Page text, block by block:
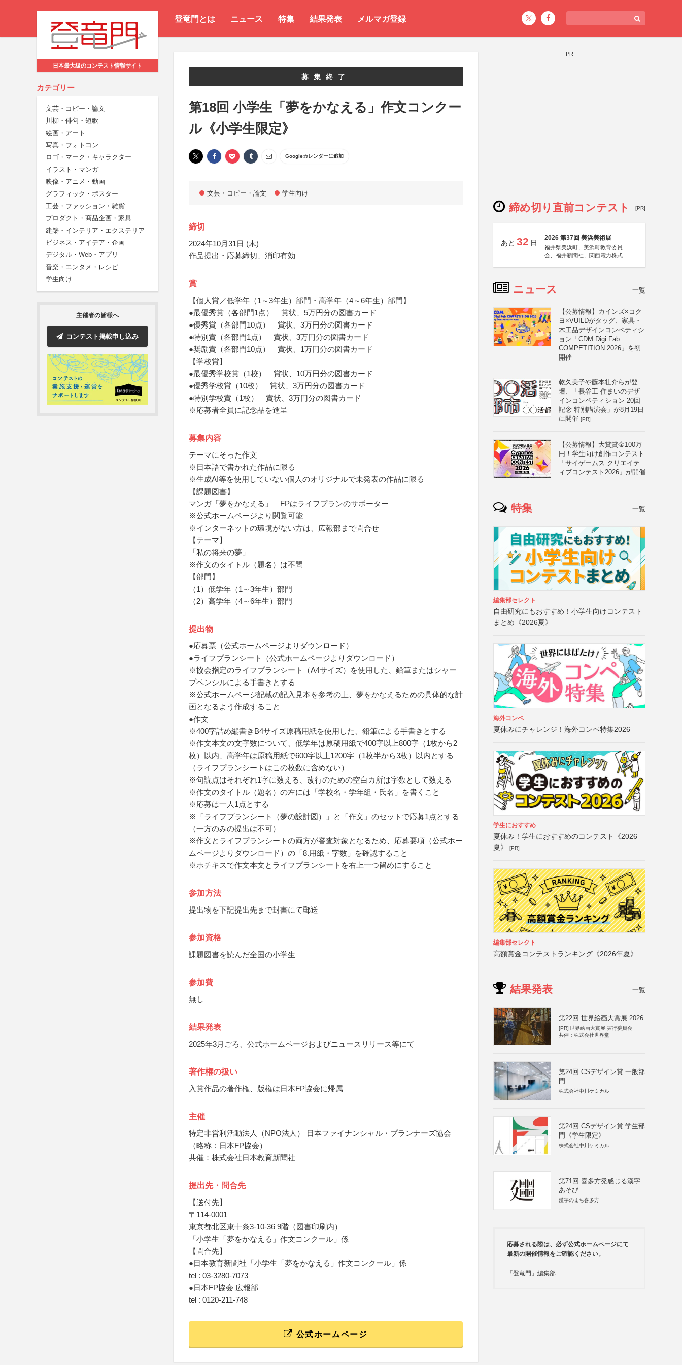
登竜門とは ニュース 特集 結果発表 メルマガ登録
日本最大級のコンテスト情報サイト
カテゴリー
文芸・コピー・論文
川柳・俳句・短歌
絵画・アート
写真・フォトコン
ロゴ・マーク・キャラクター
イラスト・マンガ
映像・アニメ・動画
グラフィック・ポスター
工芸・ファッション・雑貨
プロダクト・商品企画・家具
建築・インテリア・エクステリア
ビジネス・アイデア・企画
デジタル・Web・アプリ
音楽・エンタメ・レシピ
学生向け
主催者の皆様へ
コンテスト掲載申し込み
募集終了
第18回 小学生「夢をかなえる」作文コンクー
ル《小学生限定》
Googleカレンダーに追加
文芸・コピー・論文 学生向け
締切
2024年10月31日 (木)
作品提出・応募締切、消印有効
賞
【個人賞／低学年（1～3年生）部門・高学年（4～6年生）部門】
●最優秀賞（各部門1点） 賞状、5万円分の図書カード
●優秀賞（各部門10点） 賞状、3万円分の図書カード
●特別賞（各部門1点） 賞状、3万円分の図書カード
●奨励賞（各部門10点） 賞状、1万円分の図書カード
【学校賞】
●最優秀学校賞（1校） 賞状、10万円分の図書カード
●優秀学校賞（10校） 賞状、3万円分の図書カード
●特別学校賞（1校） 賞状、3万円分の図書カード
※応募者全員に記念品を進呈
募集内容
テーマにそった作文
※日本語で書かれた作品に限る
※生成AI等を使用していない個人のオリジナルで未発表の作品に限る
【課題図書】
マンガ「夢をかなえる」―FPはライフプランのサポーター―
※公式ホームページより閲覧可能
※インターネットの環境がない方は、広報部まで問合せ
【テーマ】
「私の将来の夢」
※作文のタイトル（題名）は不問
【部門】
（1）低学年（1～3年生）部門
（2）高学年（4～6年生）部門
提出物
●応募票（公式ホームページよりダウンロード）
●ライフプランシート（公式ホームページよりダウンロード）
※協会指定のライフプランシート（A4サイズ）を使用した、鉛筆またはシャー
プペンシルによる手書きとする
※公式ホームページ記載の記入見本を参考の上、夢をかなえるための具体的な計
画となるよう作成すること
●作文
※400字詰め縦書きB4サイズ原稿用紙を使用した、鉛筆による手書きとする
※作文本文の文字数について、低学年は原稿用紙で400字以上800字（1枚から2
枚）以内、高学年は原稿用紙で600字以上1200字（1枚半から3枚）以内とする
（ライフプランシートはこの枚数に含めない）
※句読点はそれぞれ1字に数える、改行のための空白カ所は字数として数える
※作文のタイトル（題名）の左には「学校名・学年組・氏名」を書くこと
※応募は一人1点とする
※「ライフプランシート（夢の設計図）」と「作文」のセットで応募1点とする
（一方のみの提出は不可）
※作文とライフプランシートの両方が審査対象となるため、応募要項（公式ホー
ムページよりダウンロード）の「8.用紙・字数」を確認すること
※ホチキスで作文本文とライフプランシートを右上一つ留めにすること
参加方法
提出物を下記提出先まで封書にて郵送
参加資格
課題図書を読んだ全国の小学生
参加費
無し
結果発表
2025年3月ごろ、公式ホームページおよびニュースリリース等にて
著作権の扱い
入賞作品の著作権、版権は日本FP協会に帰属
主催
特定非営利活動法人（NPO法人） 日本ファイナンシャル・プランナーズ協会
（略称：日本FP協会）
共催：株式会社日本教育新聞社
提出先・問合先
【送付先】
〒114-0001
東京都北区東十条3-10-36 9階（図書印刷内）
「小学生「夢をかなえる」作文コンクール」係
【問合先】
●日本教育新聞社「小学生「夢をかなえる」作文コンクール」係
tel : 03-3280-7073
●日本FP協会 広報部
tel : 0120-211-748
公式ホームページ
PR
締め切り直前コンテスト [PR]
あと 32 日
2026 第37回 美浜美術展
福井県美浜町、美浜町教育委員
会、福井新聞社、関西電力株式会
ニュース 一覧
【公募情報】カインズ×コク
ヨ×VUILDがタッグ、家具・
木工品デザインコンペティシ
ョン「CDM Digi Fab
COMPETITION 2026」を初
開催
乾久美子や藤本壮介らが登
壇、「長谷工 住まいのデザ
インコンペティション 20回
記念 特別講演会」が8月19日
に開催 [PR]
【公募情報】大賞賞金100万
円！学生向け創作コンテスト
「サイゲームス クリエイテ
ィブコンテスト2026」が開催
特集 一覧
編集部セレクト
自由研究にもおすすめ！小学生向けコンテスト
まとめ《2026夏》
海外コンペ
夏休みにチャレンジ！海外コンペ特集2026
学生におすすめ
夏休み！学生におすすめのコンテスト《2026
夏》
[PR]
編集部セレクト
高額賞金コンテストランキング《2026年夏》
結果発表 一覧
第22回 世界絵画大賞展 2026
[PR] 世界絵画大賞展 実行委員会
共催：株式会社世界堂
第24回 CSデザイン賞 一般部
門
株式会社中川ケミカル
第24回 CSデザイン賞 学生部
門《学生限定》
株式会社中川ケミカル
第71回 喜多方発感じる漢字
あそび
漢字のまち喜多方
応募される際は、必ず公式ホームページにて
最新の開催情報をご確認ください。
「登竜門」編集部